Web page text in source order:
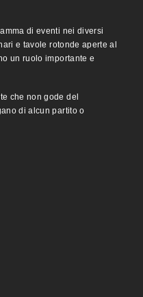
di eventi nei diversi
e tavole rotonde aperte al
un ruolo importante e
che non gode del
di alcun partito o